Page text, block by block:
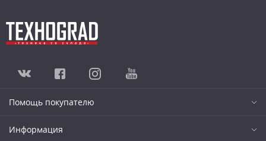
Помощь покупателю
Информация